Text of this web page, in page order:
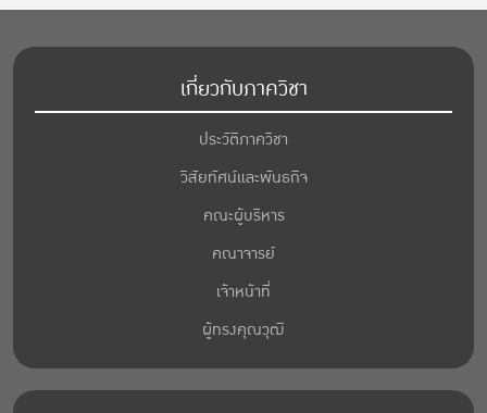
เกี่ยวกับภาควิชา
ประวัติภาควิชา
วิสัยทัศน์และพันธกิจ
คณะผู้บริหาร
คณาจารย์
เจ้าหน้าที่
ผู้ทรงคุณวุฒิ